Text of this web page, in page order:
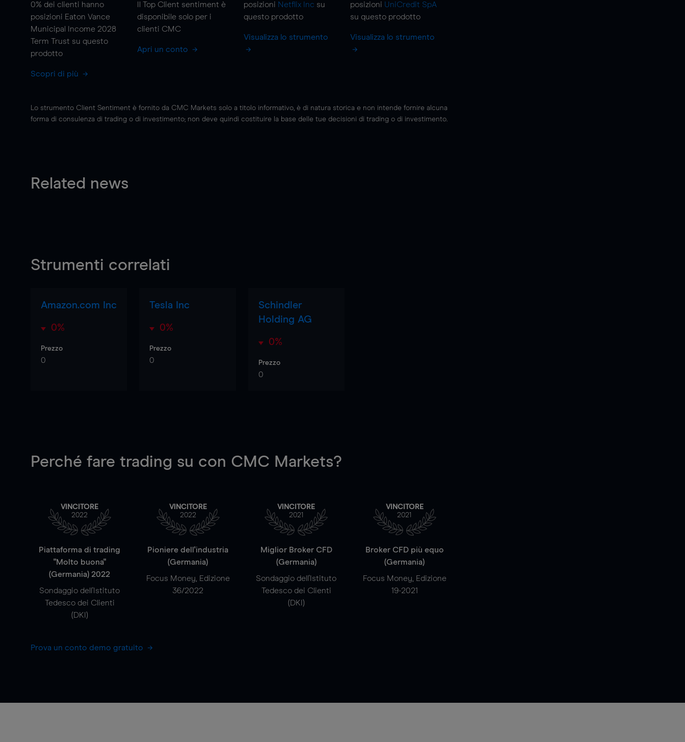
0% dei clienti hanno
posizioni Eaton Vance
Municipal Income 2028
Term Trust su questo
prodotto
Scopri di più
Il Top Client sentiment è
disponibile solo per i
clienti CMC
Apri un conto
posizioni Netflix Inc su
questo prodotto
Visualizza lo strumento
posizioni UniCredit SpA
su questo prodotto
Visualizza lo strumento
Lo strumento Client Sentiment è fornito da CMC Markets solo a titolo informativo, è di natura storica e non intende fornire alcuna
forma di consulenza di trading o di investimento; non deve quindi costituire la base delle tue decisioni di trading o di investimento.
Related news
Strumenti correlati
Amazon.com Inc
0%
Prezzo
0
Tesla Inc
0%
Prezzo
0
Schindler
Holding AG
0%
Prezzo
0
Perché fare trading su con CMC Markets?
VINCITORE
2022
Piattaforma di trading
"Molto buona"
(Germania) 2022
Sondaggio dell'Istituto
Tedesco dei Clienti
(DKI)
VINCITORE
2022
Pioniere dell'industria
(Germania)
Focus Money, Edizione
36/2022
VINCITORE
2021
Miglior Broker CFD
(Germania)
Sondaggio dell'Istituto
Tedesco dei Clienti
(DKI)
VINCITORE
2021
Broker CFD più equo
(Germania)
Focus Money, Edizione
19-2021
Prova un conto demo gratuito